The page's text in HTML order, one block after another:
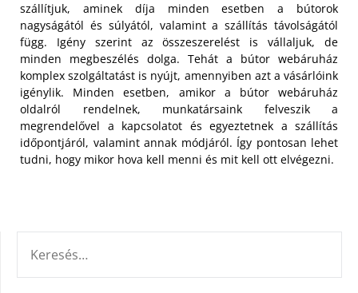
szállítjuk, aminek díja minden esetben a bútorok
nagyságától és súlyától, valamint a szállítás távolságától
függ. Igény szerint az összeszerelést is vállaljuk, de
minden megbeszélés dolga. Tehát a bútor webáruház
komplex szolgáltatást is nyújt, amennyiben azt a vásárlóink
igénylik. Minden esetben, amikor a bútor webáruház
oldalról rendelnek, munkatársaink felveszik a
megrendelővel a kapcsolatot és egyeztetnek a szállítás
időpontjáról, valamint annak módjáról. Így pontosan lehet
tudni, hogy mikor hova kell menni és mit kell ott elvégezni.